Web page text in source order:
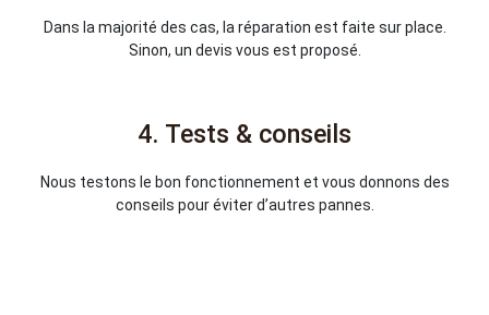
Dans la majorité des cas, la réparation est faite sur place.
Sinon, un devis vous est proposé.
4. Tests & conseils
Nous testons le bon fonctionnement et vous donnons des
conseils pour éviter d’autres pannes.